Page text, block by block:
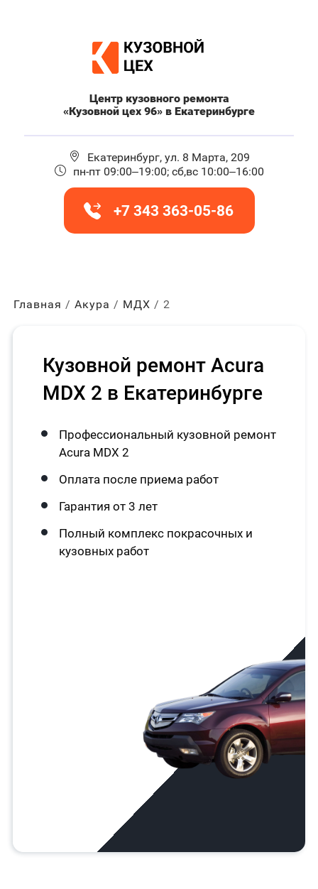
Центр кузовного ремонта
«Кузовной цех 96» в Екатеринбурге
Екатеринбург, ул. 8 Марта, 209
пн-пт 09:00–19:00; сб,вс 10:00–16:00
+7 343 363-05-86
Главная Акура МДХ 2
Кузовной ремонт Acura
MDX 2 в Екатеринбурге
Профессиональный кузовной ремонт
Acura MDX 2
Оплата после приема работ
Гарантия от 3 лет
Полный комплекс покрасочных и
кузовных работ